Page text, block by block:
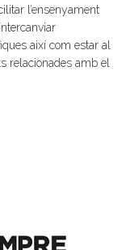
l’ensenyament
així com estar al
relacionades amb el